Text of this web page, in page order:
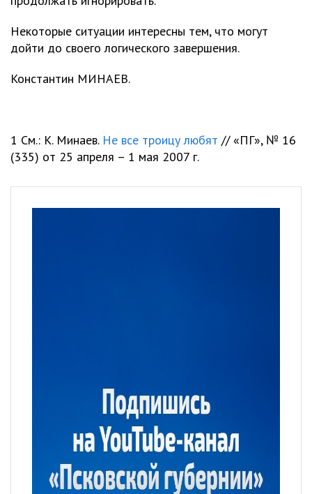
Некоторые ситуации интересны тем, что могут
дойти до своего логического завершения.
Константин МИНАЕВ.
1 См.: К. Минаев. Не все троицу любят // «ПГ», № 16
(335) от 25 апреля – 1 мая 2007 г.